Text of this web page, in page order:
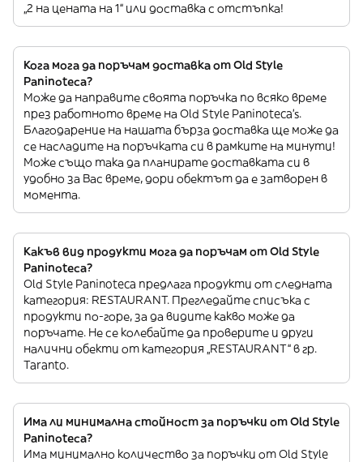
„2 на цената на 1“ или доставка с отстъпка!
Кога мога да поръчам доставка от Old Style
Paninoteca?
Може да направите своята поръчка по всяко време
през работното време на Old Style Paninoteca’s.
Благодарение на нашата бърза доставка ще може да
се насладите на поръчката си в рамките на минути!
Може също така да планирате доставката си в
удобно за Вас време, дори обектът да е затворен в
момента.
Какъв вид продукти мога да поръчам от Old Style
Paninoteca?
Old Style Paninoteca предлага продукти от следната
категория: RESTAURANT. Прегледайте списъка с
продукти по-горе, за да видите какво може да
поръчате. Не се колебайте да проверите и други
налични обекти от категория „RESTAURANT“ в гр.
Taranto.
Има ли минимална стойност за поръчки от Old Style
Paninoteca?
Има минимално количество за поръчки от Old Style